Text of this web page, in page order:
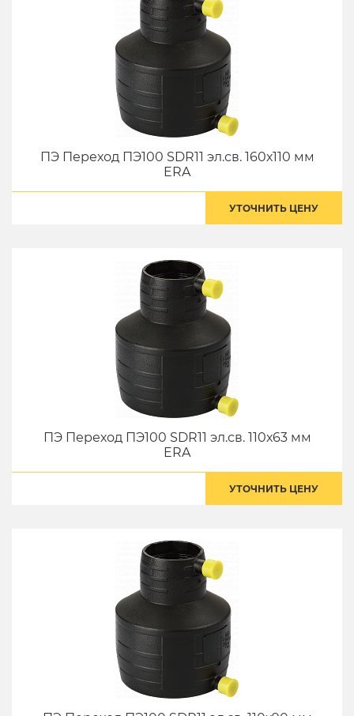
ПЭ Переход ПЭ100 SDR11 эл.св. 160х110 мм
ERA
УТОЧНИТЬ ЦЕНУ
ПЭ Переход ПЭ100 SDR11 эл.св. 110х63 мм
ERA
УТОЧНИТЬ ЦЕНУ